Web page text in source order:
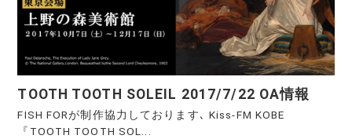
TOOTH TOOTH SOLEIL 2017/7/22 OA情報
FISH FORが制作協力しております､ Kiss-FM KOBE
『TOOTH TOOTH SOL...